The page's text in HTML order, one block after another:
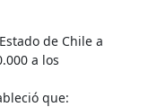
de Chile a
a los
que: